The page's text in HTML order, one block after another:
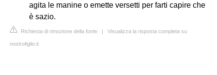
agita le manine o emette versetti per farti capire che
è sazio.
Richiesta di rimozione della fonte | Visualizza la risposta completa su
nostrofiglio.it